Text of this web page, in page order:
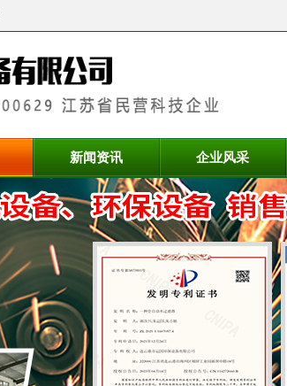
新闻资讯 企业风采